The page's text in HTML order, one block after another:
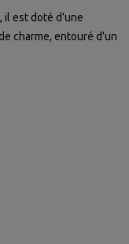
est doté d’une
charme, entouré d’un